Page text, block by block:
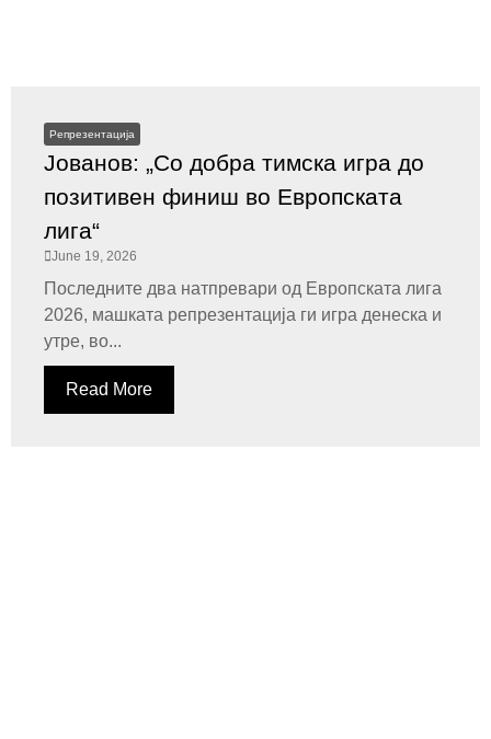
Репрезентација
Јованов: „Со добра тимска игра до
позитивен финиш во Европската
лига“
June 19, 2026
Последните два натпревари од Европската лига
2026, машката репрезентација ги игра денеска и
утре, во...
Read More